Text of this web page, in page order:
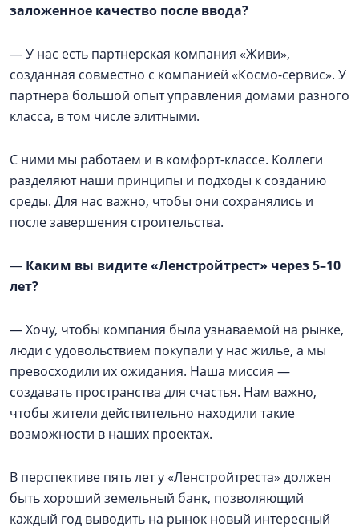
заложенное качество после ввода?
— У нас есть партнерская компания «Живи»,
созданная совместно с компанией «Космо-сервис». У
партнера большой опыт управления домами разного
класса, в том числе элитными.
С ними мы работаем и в комфорт-классе. Коллеги
разделяют наши принципы и подходы к созданию
среды. Для нас важно, чтобы они сохранялись и
после завершения строительства.
— Каким вы видите «Ленстройтрест» через 5–10
лет?
— Хочу, чтобы компания была узнаваемой на рынке,
люди с удовольствием покупали у нас жилье, а мы
превосходили их ожидания. Наша миссия —
создавать пространства для счастья. Нам важно,
чтобы жители действительно находили такие
возможности в наших проектах.
В перспективе пять лет у «Ленстройтреста» должен
быть хороший земельный банк, позволяющий
каждый год выводить на рынок новый интересный